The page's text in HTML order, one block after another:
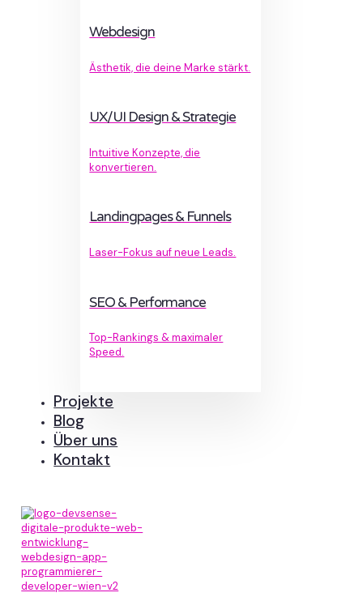
Webdesign
Ästhetik, die deine Marke stärkt.
UX/UI Design & Strategie
Intuitive Konzepte, die
konvertieren.
Landingpages & Funnels
Laser-Fokus auf neue Leads.
SEO & Performance
Top-Rankings & maximaler
Speed.
Projekte
Blog
Über uns
Kontakt